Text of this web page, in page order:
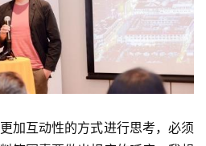
加互动性的方式进行思考，必须